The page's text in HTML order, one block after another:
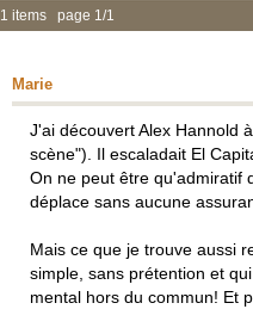
1 items page 1/1
Marie
J'ai découvert Alex Hannold
scène"). Il escaladait El
On ne peut être qu'admiratif
déplace sans aucune
Mais ce que je trouve aussi
simple, sans prétention et
mental hors du commun! Et